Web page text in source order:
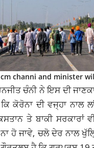
cm channi and minister
ਚੰਨੀ ਨੇ ਇਸ ਦੀ
ਕੋਰੋਨਾ ਦੀ ਵਜ੍ਹਾ ਨਾਲ
ਤੇ ਬਾਕੀ
ਹੋ ਜਾਵੇ, ਚਲੋ ਦੇਰ ਨਾਲ